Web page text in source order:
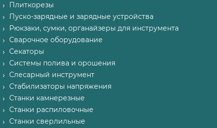
Плиткорезы
Пуско-зарядные и зарядные устройства
Рюкзаки, сумки, органайзеры для инструмента
Сварочное оборудование
Секаторы
Системы полива и орошения
Слесарный инструмент
Стабилизаторы напряжения
Станки камнерезные
Станки распиловочные
Станки сверлильные